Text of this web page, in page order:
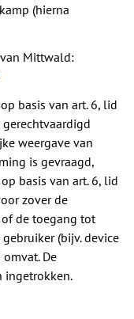
(hierna
Mittwald:
basis van art. 6, lid
gerechtvaardigd
weergave van
is gevraagd,
basis van art. 6, lid
zover de
de toegang tot
(bijv. device
De
ingetrokken.